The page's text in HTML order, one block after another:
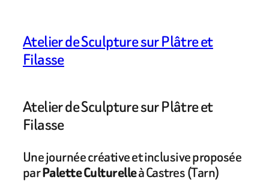
Atelier de Sculpture sur Plâtre et
Filasse
Atelier de Sculpture sur Plâtre et
Filasse
Une journée créative et inclusive proposée
parPalette Culturelleà Castres (Tarn)